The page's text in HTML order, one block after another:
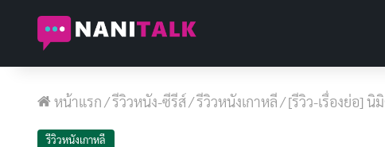
หน้าแรก/รีวิวหนัง-ซีรีส์/รีวิวหนังเกาหลี/[รีวิว-เรื่องย่อ] นิ
รีวิวหนังเกาหลี